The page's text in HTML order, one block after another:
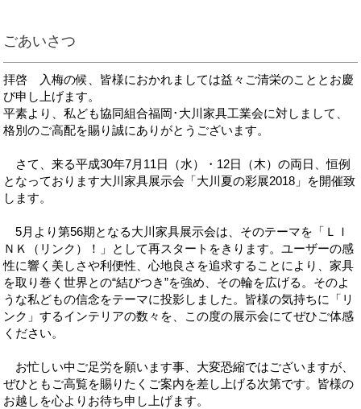
ごあいさつ
拝啓 入梅の候、皆様におかれましては益々ご清栄のこととお慶
び申し上げます。
平素より、私ども協同組合福岡･大川家具工業会に対しまして、
格別のご高配を賜り誠にありがとうございます。
さて、来る平成30年7月11日（水）・12日（木）の両日、恒例
となっております大川家具展示会「大川夏の彩展2018」を開催致
します。
5月より第56期となる大川家具展示会は、そのテーマを「ＬＩ
ＮＫ（リンク）！」として再スタートをきります。ユーザーの感
性に響く美しさや利便性、心地良さを追求することにより、家具
を取り巻く世界との“結びつき”を強め、その輪を広げる。そのよ
うな私どもの信念をテーマに投影しました。皆様の気持ちに「リ
ンク」するインテリアの数々を、この度の展示会にてぜひご体感
ください。
お忙しい中ご足労を願います事、大変恐縮ではございますが、
ぜひともご高覧を賜りたくご案内を差し上げる次第です。皆様の
お越しを心よりお待ち申し上げます。